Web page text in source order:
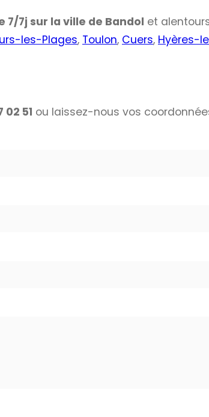
7j sur la ville de Bandol et
les-Plages, Toulon, Cuers, Hyères-
02 51 ou laissez-nous vos